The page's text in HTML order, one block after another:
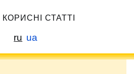
КОРИСНІ СТАТТІ
ru ua